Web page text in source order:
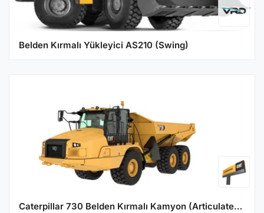
Belden Kırmalı Yükleyici AS210 (Swing)
Caterpillar 730 Belden Kırmalı Kamyon (Articulated Truck)